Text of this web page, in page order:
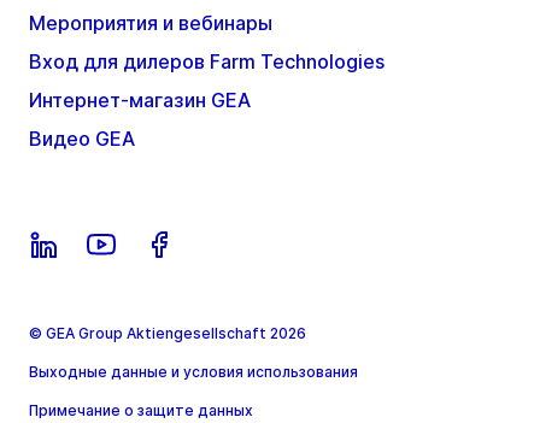
Мероприятия и вебинары
Вход для дилеров Farm Technologies
Интернет-магазин GEA
Видео GEA
© GEA Group Aktiengesellschaft 2026
Выходные данные и условия использования
Примечание о защите данных